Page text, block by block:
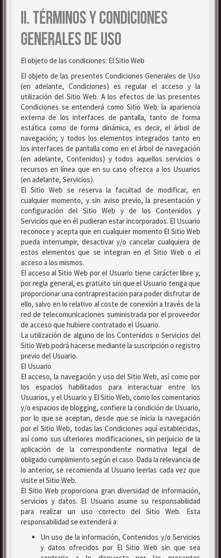
II. TÉRMINOS Y CONDICIONES
GENERALES DE USO
El objeto de las condiciones: El Sitio Web
El objeto de las presentes Condiciones Generales de Uso
(en adelante, Condiciones) es regular el acceso y la
utilización del Sitio Web. A los efectos de las presentes
Condiciones se entenderá como Sitio Web: la apariencia
externa de los interfaces de pantalla, tanto de forma
estática como de forma dinámica, es decir, el árbol de
navegación; y todos los elementos integrados tanto en
los interfaces de pantalla como en el árbol de navegación
(en adelante, Contenidos) y todos aquellos servicios o
recursos en línea que en su caso ofrezca a los Usuarios
(en adelante, Servicios).
El Sitio Web se reserva la facultad de modificar, en
cualquier momento, y sin aviso previo, la presentación y
configuración del Sitio Web y de los Contenidos y
Servicios que en él pudieran estar incorporados. El Usuario
reconoce y acepta que en cualquier momento El Sitio Web
pueda interrumpir, desactivar y/o cancelar cualquiera de
estos elementos que se integran en el Sitio Web o el
acceso a los mismos.
El acceso al Sitio Web por el Usuario tiene carácter libre y,
por regla general, es gratuito sin que el Usuario tenga que
proporcionar una contraprestación para poder disfrutar de
ello, salvo en lo relativo al coste de conexión a través de la
red de telecomunicaciones suministrada por el proveedor
de acceso que hubiere contratado el Usuario.
La utilización de alguno de los Contenidos o Servicios del
Sitio Web podrá hacerse mediante la suscripción o registro
previo del Usuario.
El Usuario
El acceso, la navegación y uso del Sitio Web, así como por
los espacios habilitados para interactuar entre los
Usuarios, y el Usuario y El Sitio Web, como los comentarios
y/o espacios de blogging, confiere la condición de Usuario,
por lo que se aceptan, desde que se inicia la navegación
por el Sitio Web, todas las Condiciones aquí establecidas,
así como sus ulteriores modificaciones, sin perjuicio de la
aplicación de la correspondiente normativa legal de
obligado cumplimiento según el caso. Dada la relevancia de
lo anterior, se recomienda al Usuario leerlas cada vez que
visite el Sitio Web.
El Sitio Web proporciona gran diversidad de información,
servicios y datos. El Usuario asume su responsabilidad
para realizar un uso correcto del Sitio Web. Esta
responsabilidad se extenderá a:
Un uso de la información, Contenidos y/o Servicios
y datos ofrecidos por El Sitio Web sin que sea